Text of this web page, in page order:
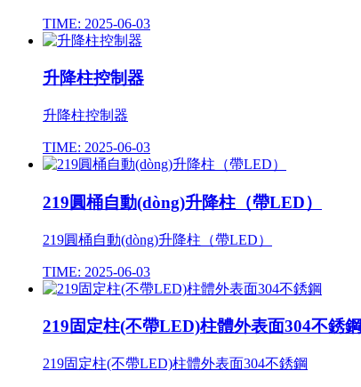
TIME: 2025-06-03
升降柱控制器
升降柱控制器
TIME: 2025-06-03
219圓桶自動(dòng)升降柱（帶LED）
219圓桶自動(dòng)升降柱（帶LED）
TIME: 2025-06-03
219固定柱(不帶LED)柱體外表面304不銹鋼
219固定柱(不帶LED)柱體外表面304不銹鋼